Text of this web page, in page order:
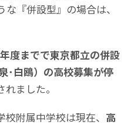
『併設型』の場合は、
度までで東京都立の併設
･白鴎）の高校募集が停
れました。
附属中学校は現在、 高